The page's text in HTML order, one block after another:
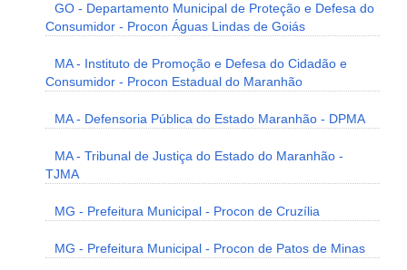
GO - Departamento Municipal de Proteção e Defesa do
Consumidor - Procon Águas Lindas de Goiás
MA - Instituto de Promoção e Defesa do Cidadão e
Consumidor - Procon Estadual do Maranhão
MA - Defensoria Pública do Estado Maranhão - DPMA
MA - Tribunal de Justiça do Estado do Maranhão -
TJMA
MG - Prefeitura Municipal - Procon de Cruzília
MG - Prefeitura Municipal - Procon de Patos de Minas